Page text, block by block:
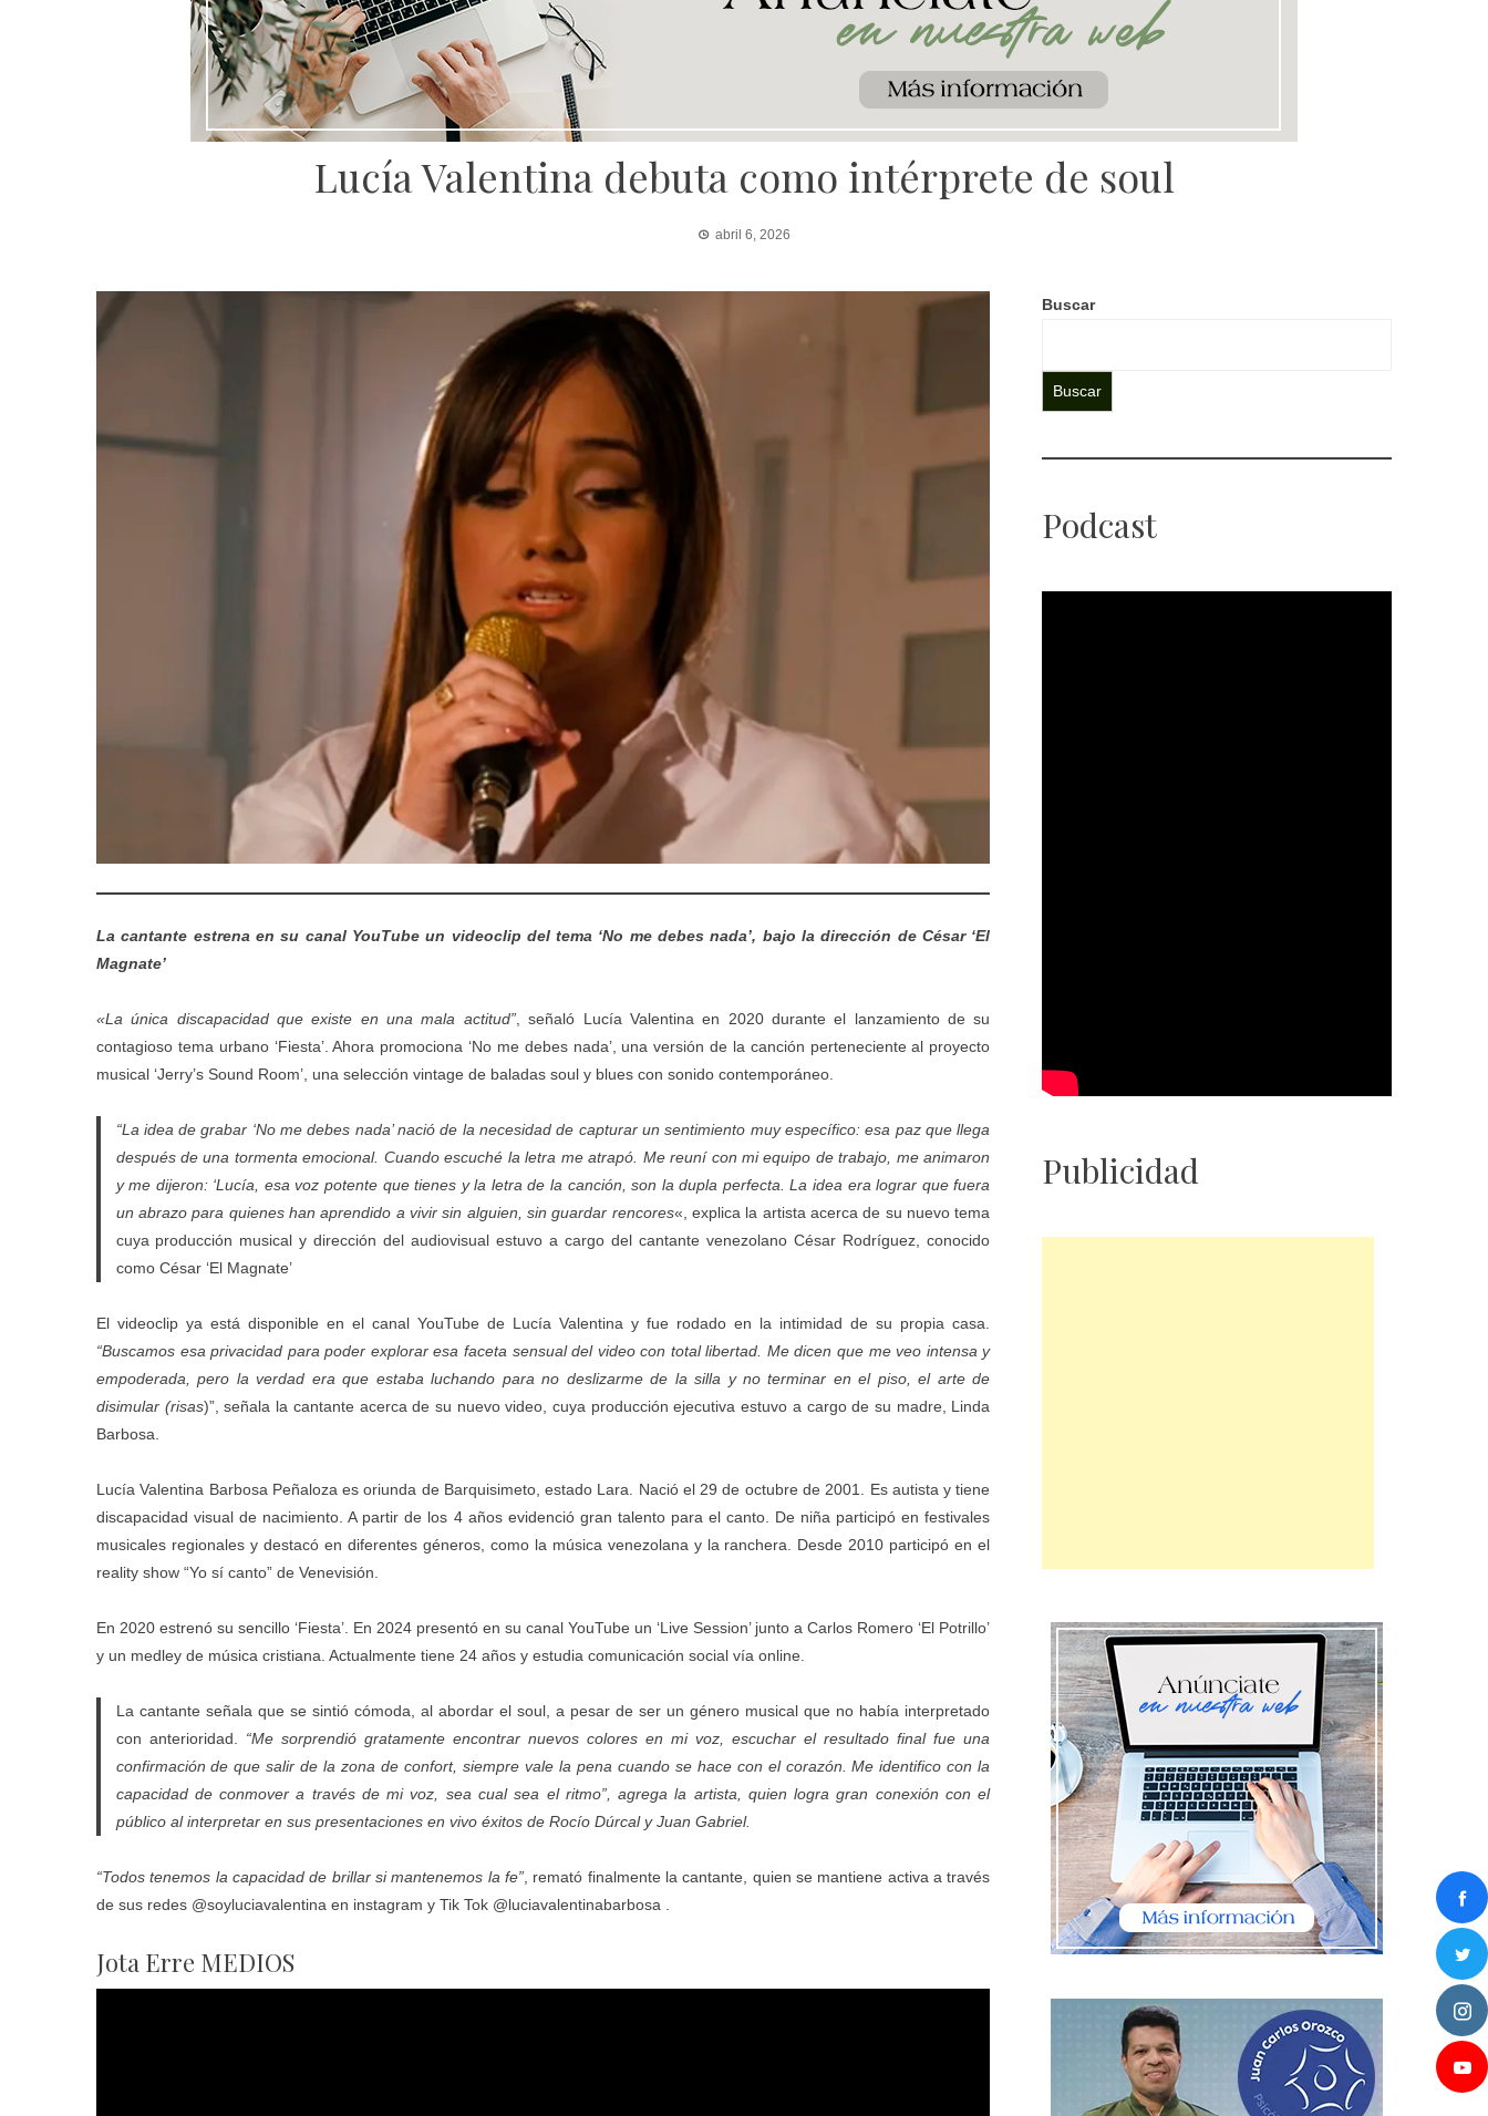
Lucía Valentina debuta como intérprete de soul
abril 6, 2026
La cantante estrena en su canal YouTube un videoclip del tema ‘No me debes nada’, bajo la dirección de César ‘El
Magnate’
«La única discapacidad que existe en una mala actitud”, señaló Lucía Valentina en 2020 durante el lanzamiento de su
contagioso tema urbano ‘Fiesta’. Ahora promociona ‘No me debes nada’, una versión de la canción perteneciente al proyecto
musical ‘Jerry’s Sound Room’, una selección vintage de baladas soul y blues con sonido contemporáneo.
“La idea de grabar ‘No me debes nada’ nació de la necesidad de capturar un sentimiento muy específico: esa paz que llega
después de una tormenta emocional. Cuando escuché la letra me atrapó. Me reuní con mi equipo de trabajo, me animaron
y me dijeron: ‘Lucía, esa voz potente que tienes y la letra de la canción, son la dupla perfecta. La idea era lograr que fuera
un abrazo para quienes han aprendido a vivir sin alguien, sin guardar rencores«, explica la artista acerca de su nuevo tema
cuya producción musical y dirección del audiovisual estuvo a cargo del cantante venezolano César Rodríguez, conocido
como César ‘El Magnate’
El videoclip ya está disponible en el canal YouTube de Lucía Valentina y fue rodado en la intimidad de su propia casa.
“Buscamos esa privacidad para poder explorar esa faceta sensual del video con total libertad. Me dicen que me veo intensa y
empoderada, pero la verdad era que estaba luchando para no deslizarme de la silla y no terminar en el piso, el arte de
disimular (risas)”, señala la cantante acerca de su nuevo video, cuya producción ejecutiva estuvo a cargo de su madre, Linda
Barbosa.
Lucía Valentina Barbosa Peñaloza es oriunda de Barquisimeto, estado Lara. Nació el 29 de octubre de 2001. Es autista y tiene
discapacidad visual de nacimiento. A partir de los 4 años evidenció gran talento para el canto. De niña participó en festivales
musicales regionales y destacó en diferentes géneros, como la música venezolana y la ranchera. Desde 2010 participó en el
reality show “Yo sí canto” de Venevisión.
En 2020 estrenó su sencillo ‘Fiesta’. En 2024 presentó en su canal YouTube un ‘Live Session’ junto a Carlos Romero ‘El Potrillo’
y un medley de música cristiana. Actualmente tiene 24 años y estudia comunicación social vía online.
La cantante señala que se sintió cómoda, al abordar el soul, a pesar de ser un género musical que no había interpretado
con anterioridad. “Me sorprendió gratamente encontrar nuevos colores en mi voz, escuchar el resultado final fue una
confirmación de que salir de la zona de confort, siempre vale la pena cuando se hace con el corazón. Me identifico con la
capacidad de conmover a través de mi voz, sea cual sea el ritmo”, agrega la artista, quien logra gran conexión con el
público al interpretar en sus presentaciones en vivo éxitos de Rocío Dúrcal y Juan Gabriel.
“Todos tenemos la capacidad de brillar si mantenemos la fe”, remató finalmente la cantante, quien se mantiene activa a través
de sus redes @soyluciavalentina en instagram y Tik Tok @luciavalentinabarbosa .
Jota Erre MEDIOS
Buscar
Buscar
Podcast
Publicidad